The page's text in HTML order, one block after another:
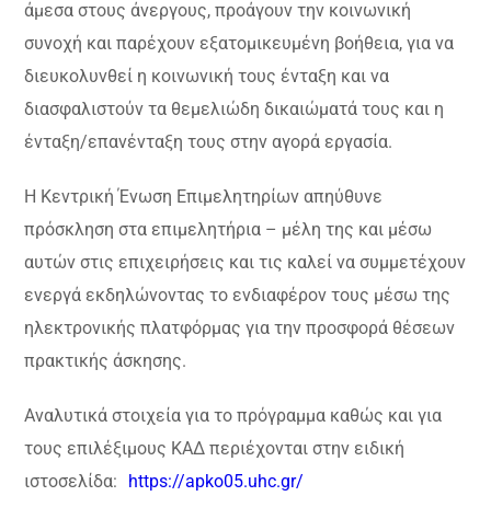
άμεσα στους άνεργους, προάγουν την κοινωνική
συνοχή και παρέχουν εξατομικευμένη βοήθεια, για να
διευκολυνθεί η κοινωνική τους ένταξη και να
διασφαλιστούν τα θεμελιώδη δικαιώματά τους και η
ένταξη/επανένταξη τους στην αγορά εργασία.
Η Κεντρική Ένωση Επιμελητηρίων απηύθυνε
πρόσκληση στα επιμελητήρια – μέλη της και μέσω
αυτών στις επιχειρήσεις και τις καλεί να συμμετέχουν
ενεργά εκδηλώνοντας το ενδιαφέρον τους μέσω της
ηλεκτρονικής πλατφόρμας για την προσφορά θέσεων
πρακτικής άσκησης.
Αναλυτικά στοιχεία για το πρόγραμμα καθώς και για
τους επιλέξιμους ΚΑΔ περιέχονται στην ειδική
ιστοσελίδα: https://apko05.uhc.gr/